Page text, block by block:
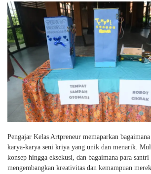
Pengajar Kelas Artpreneur memaparkan
karya-karya seni kriya yang unik dan menarik.
konsep hingga eksekusi, dan bagaimana para santri
mengembangkan kreativitas dan kemampuan